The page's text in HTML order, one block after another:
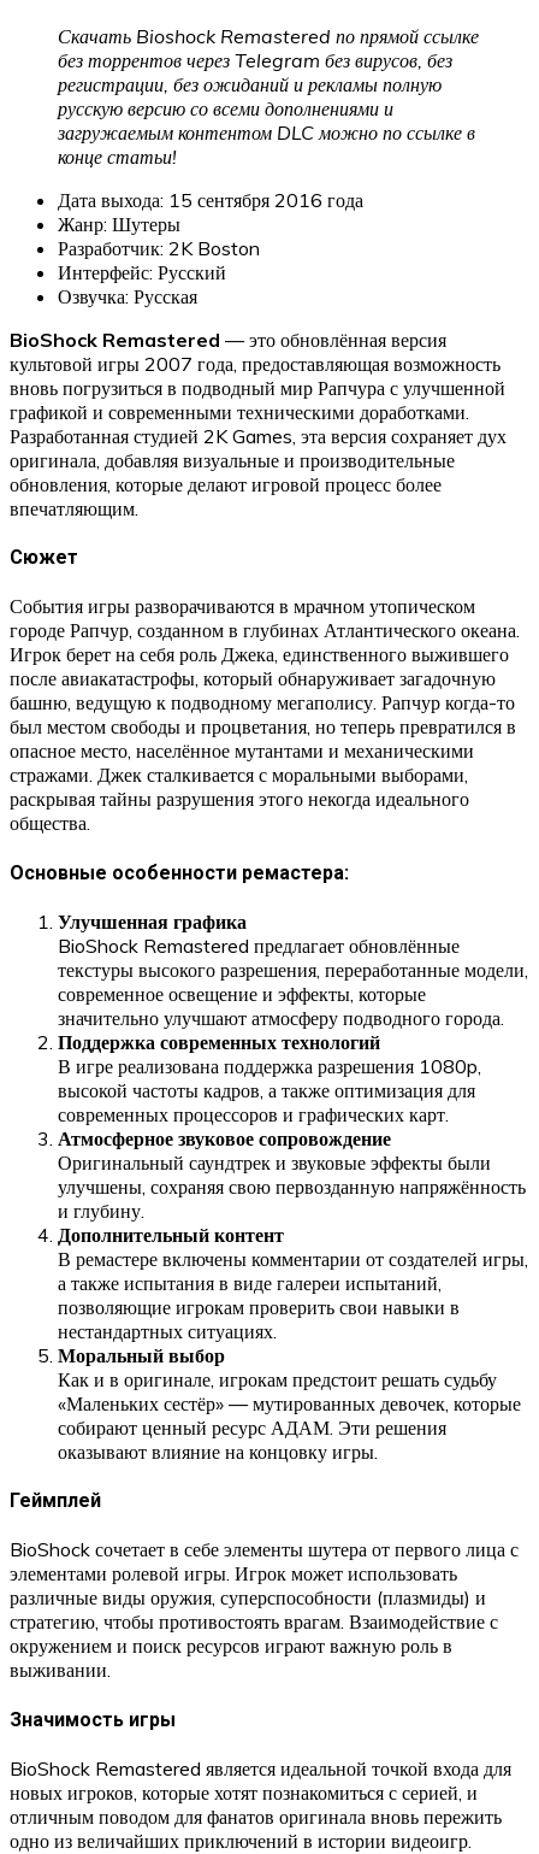
Скачать Bioshock Remastered по прямой ссылке
без торрентов через Telegram без вирусов, без
регистрации, без ожиданий и рекламы полную
русскую версию со всеми дополнениями и
загружаемым контентом DLC можно по ссылке в
конце статьи!
Дата выхода: 15 сентября 2016 года
Жанр: Шутеры
Разработчик: 2K Boston
Интерфейс: Русский
Озвучка: Русская
BioShock Remastered — это обновлённая версия
культовой игры 2007 года, предоставляющая возможность
вновь погрузиться в подводный мир Рапчура с улучшенной
графикой и современными техническими доработками.
Разработанная студией 2K Games, эта версия сохраняет дух
оригинала, добавляя визуальные и производительные
обновления, которые делают игровой процесс более
впечатляющим.
Сюжет
События игры разворачиваются в мрачном утопическом
городе Рапчур, созданном в глубинах Атлантического океана.
Игрок берет на себя роль Джека, единственного выжившего
после авиакатастрофы, который обнаруживает загадочную
башню, ведущую к подводному мегаполису. Рапчур когда-то
был местом свободы и процветания, но теперь превратился в
опасное место, населённое мутантами и механическими
стражами. Джек сталкивается с моральными выборами,
раскрывая тайны разрушения этого некогда идеального
общества.
Основные особенности ремастера:
Улучшенная графика
BioShock Remastered предлагает обновлённые
текстуры высокого разрешения, переработанные модели,
современное освещение и эффекты, которые
значительно улучшают атмосферу подводного города.
Поддержка современных технологий
В игре реализована поддержка разрешения 1080p,
высокой частоты кадров, а также оптимизация для
современных процессоров и графических карт.
Атмосферное звуковое сопровождение
Оригинальный саундтрек и звуковые эффекты были
улучшены, сохраняя свою первозданную напряжённость
и глубину.
Дополнительный контент
В ремастере включены комментарии от создателей игры,
а также испытания в виде галереи испытаний,
позволяющие игрокам проверить свои навыки в
нестандартных ситуациях.
Моральный выбор
Как и в оригинале, игрокам предстоит решать судьбу
«Маленьких сестёр» — мутированных девочек, которые
собирают ценный ресурс АДАМ. Эти решения
оказывают влияние на концовку игры.
Геймплей
BioShock сочетает в себе элементы шутера от первого лица с
элементами ролевой игры. Игрок может использовать
различные виды оружия, суперспособности (плазмиды) и
стратегию, чтобы противостоять врагам. Взаимодействие с
окружением и поиск ресурсов играют важную роль в
выживании.
Значимость игры
BioShock Remastered является идеальной точкой входа для
новых игроков, которые хотят познакомиться с серией, и
отличным поводом для фанатов оригинала вновь пережить
одно из величайших приключений в истории видеоигр.